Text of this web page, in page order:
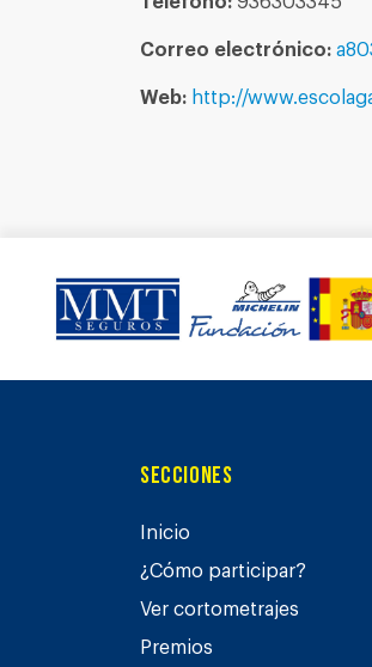
Correo electrónico:
Web: http://
Secciones
Inicio
¿Cómo participar?
Ver cortometrajes
Premios